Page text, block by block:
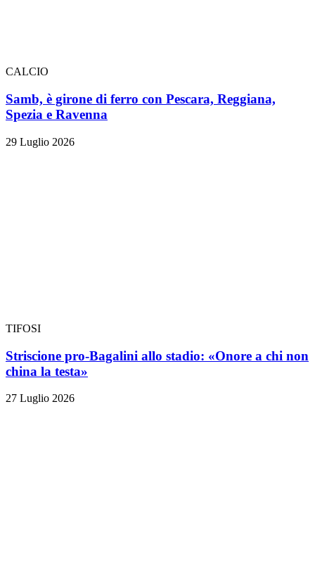
CALCIO
Samb, è girone di ferro con Pescara, Reggiana,
Spezia e Ravenna
29 Luglio 2026
TIFOSI
Striscione pro-Bagalini allo stadio: «Onore a chi non
china la testa»
27 Luglio 2026